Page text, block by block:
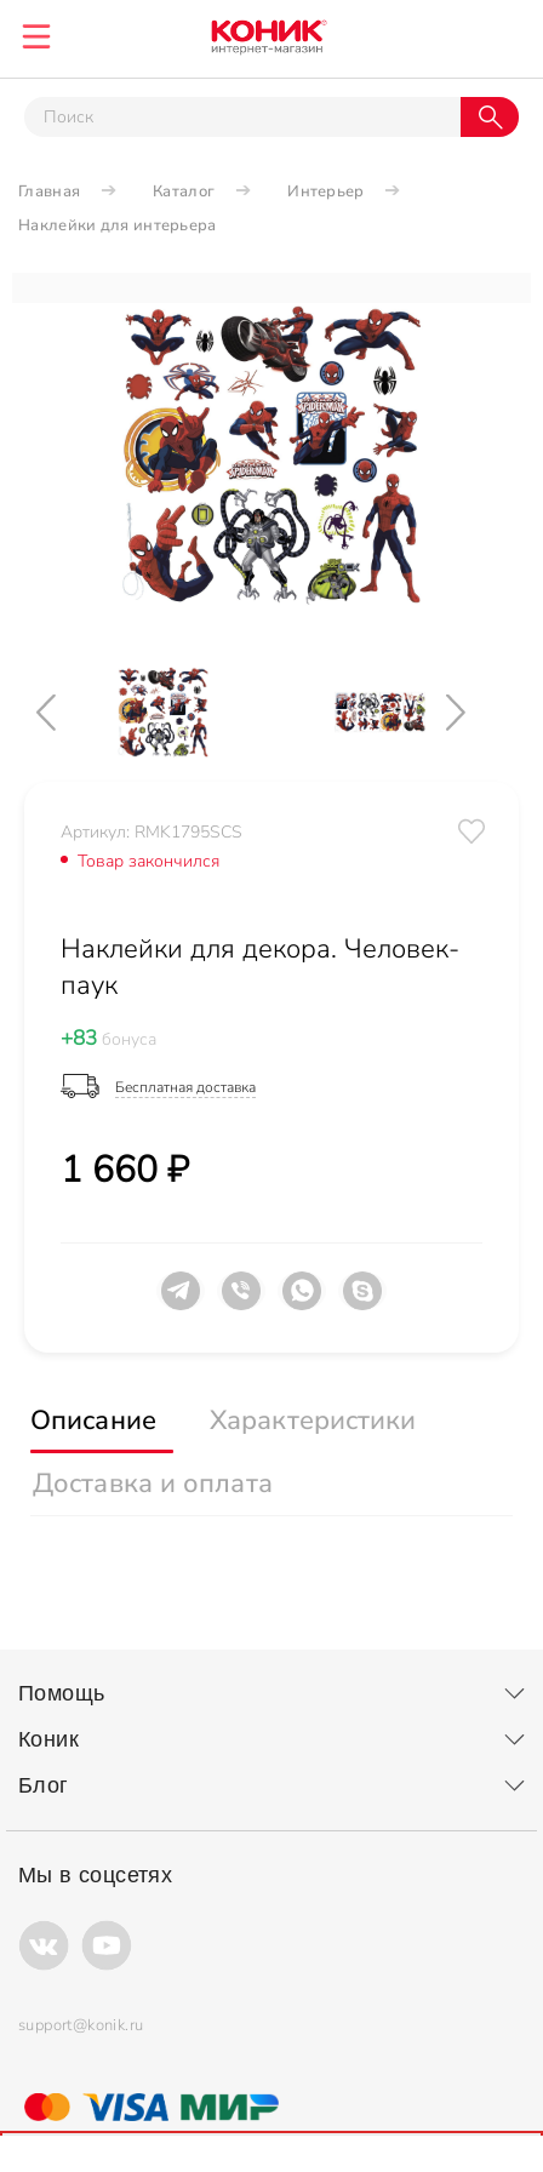
Главная Каталог
Интерьер
Наклейки для интерьера
Артикул: RMK1795SCS
Товар закончился
Наклейки для декора. Человек-
паук
+83 бонуса
Бесплатная доставка
1 660 ₽
Описание
Характеристики
Доставка и оплата
Помощь
Коник
Блог
Мы в соцсетях
support@konik.ru